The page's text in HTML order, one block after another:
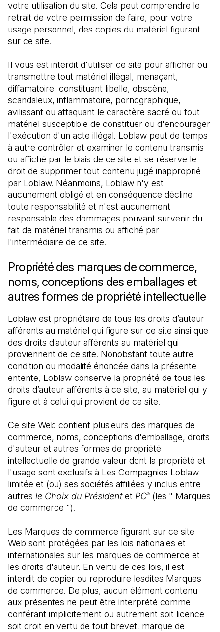
votre utilisation du site. Cela peut comprendre le
retrait de votre permission de faire, pour votre
usage personnel, des copies du matériel figurant
sur ce site.
Il vous est interdit d'utiliser ce site pour afficher ou
transmettre tout matériel illégal, menaçant,
diffamatoire, constituant libelle, obscène,
scandaleux, inflammatoire, pornographique,
avilissant ou attaquant le caractère sacré ou tout
matériel susceptible de constituer ou d'encourager
l'exécution d'un acte illégal. Loblaw peut de temps
à autre contrôler et examiner le contenu transmis
ou affiché par le biais de ce site et se réserve le
droit de supprimer tout contenu jugé inapproprié
par Loblaw. Néanmoins, Loblaw n'y est
aucunement obligé et en conséquence décline
toute responsabilité et n'est aucunement
responsable des dommages pouvant survenir du
fait de matériel transmis ou affiché par
l'intermédiaire de ce site.
Propriété des marques de commerce,
noms, conceptions des emballages et
autres formes de propriété intellectuelle
Loblaw est propriétaire de tous les droits d’auteur
afférents au matériel qui figure sur ce site ainsi que
des droits d’auteur afférents au matériel qui
proviennent de ce site. Nonobstant toute autre
condition ou modalité énoncée dans la présente
entente, Loblaw conserve la propriété de tous les
droits d’auteur afférents à ce site, au matériel qui y
figure et à celui qui provient de ce site.
Ce site Web contient plusieurs des marques de
commerce, noms, conceptions d'emballage, droits
d'auteur et autres formes de propriété
intellectuelle de grande valeur dont la propriété et
l'usage sont exclusifs à Les Compagnies Loblaw
limitée et (ou) ses sociétés affiliées y inclus entre
autres le Choix du Président et PC® (les " Marques
de commerce ").
Les Marques de commerce figurant sur ce site
Web sont protégées par les lois nationales et
internationales sur les marques de commerce et
les droits d'auteur. En vertu de ces lois, il est
interdit de copier ou reproduire lesdites Marques
de commerce. De plus, aucun élément contenu
aux présentes ne peut être interprété comme
conférant implicitement ou autrement soit licence
soit droit en vertu de tout brevet, marque de